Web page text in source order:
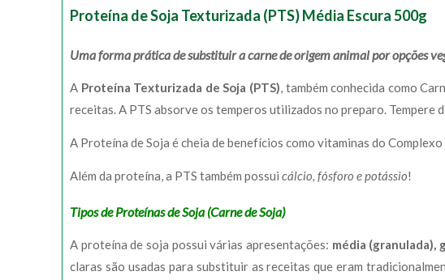
Proteína de Soja Texturizada (PTS) Média Escura 500g
Uma forma prática de substituir a carne de origem animal por opções
A Proteína Texturizada de Soja (PTS), também conhecida como
receitas. A PTS absorve os temperos utilizados no preparo. Tempere
A Proteína de Soja é cheia de benefícios como vitaminas do Complexo
Além da proteína, a PTS também possui cálcio, fósforo e potássio!
Tipos de Proteínas de Soja (Carne de Soja)
A proteína de soja possui várias apresentações: média (granulada),
claras são usadas para substituir as receitas que eram